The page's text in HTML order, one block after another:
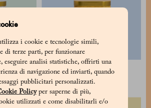
i cookie e tecnologie simili,
di terze parti, per funzionare
eseguire analisi statistiche, offrirti una
di navigazione ed inviarti, quando
pubblicitari personalizzati.
Policyper saperne di più,
utilizzati e come disabilitarli e/o
Cioccolata in tazza
22 €